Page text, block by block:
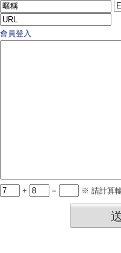
會員登入
+ = ※ 請計算